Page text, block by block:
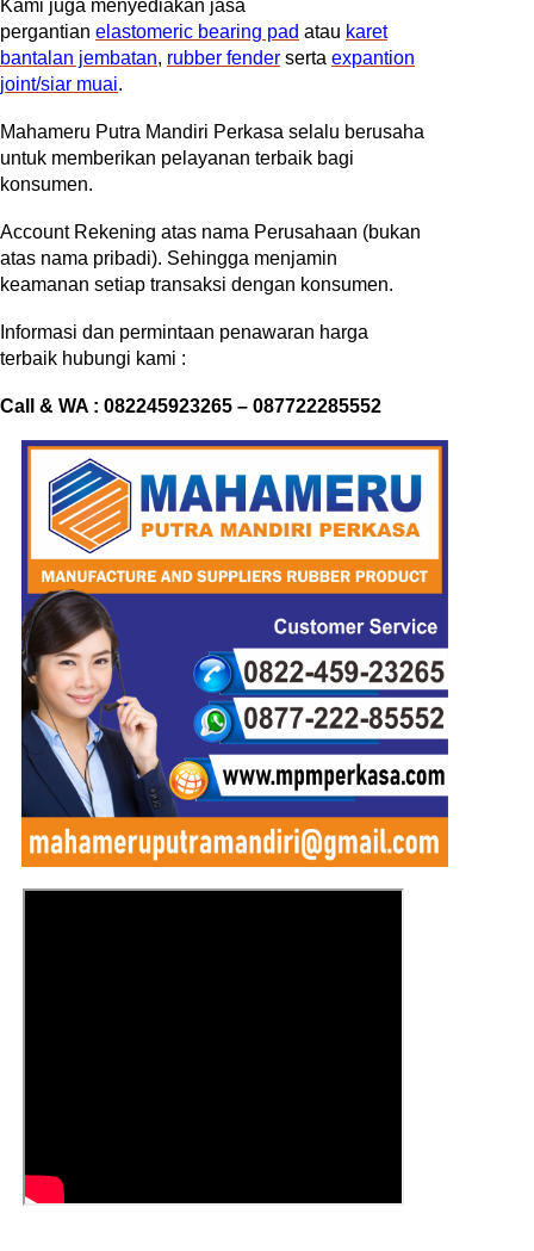
Kami juga menyediakan jasa
pergantian elastomeric bearing pad atau karet
bantalan jembatan, rubber fender serta expantion
joint/siar muai.
Mahameru Putra Mandiri Perkasa selalu berusaha
untuk memberikan pelayanan terbaik bagi
konsumen.
Account Rekening atas nama Perusahaan (bukan
atas nama pribadi). Sehingga menjamin
keamanan setiap transaksi dengan konsumen.
Informasi dan permintaan penawaran harga
terbaik hubungi kami :
Call & WA : 082245923265 – 087722285552